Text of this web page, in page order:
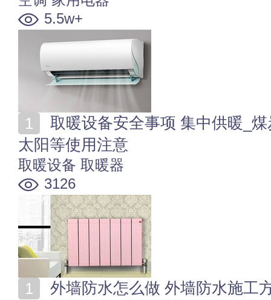
5.5w+
太阳等使用注意
取暖设备 取暖器
3126
外墙防水怎么做 外墙防水施工